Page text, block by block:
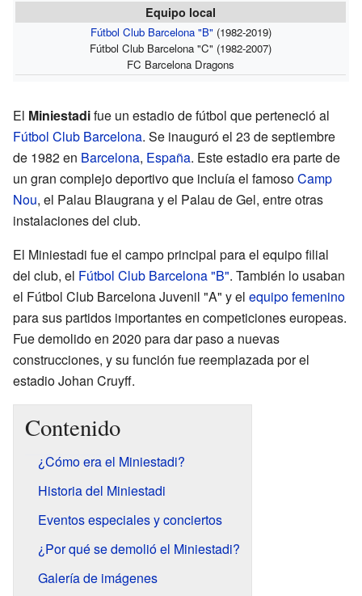
Equipo local
Fútbol Club Barcelona "B" (1982-2019)
Fútbol Club Barcelona "C" (1982-2007)
FC Barcelona Dragons
El Miniestadifue un estadio de fútbol que perteneció al
Fútbol Club Barcelona. Se inauguró el 23 de septiembre
de 1982 en Barcelona, España. Este estadio era parte de
un gran complejo deportivo que incluía el famosoCamp
Nou, el Palau Blaugrana y el Palau de Gel, entre otras
instalaciones del club.
El Miniestadi fue el campo principal para el equipo filial
del club, el Fútbol Club Barcelona "B". También lo usaban
el Fútbol Club Barcelona Juvenil "A" y el equipo femenino
para sus partidos importantes en competiciones europeas.
Fue demolido en 2020 para dar paso a nuevas
construcciones, y su función fue reemplazada por el
estadio Johan Cruyff.
Contenido
¿Cómo era el Miniestadi?
Historia del Miniestadi
Eventos especiales y conciertos
¿Por qué se demolió el Miniestadi?
Galería de imágenes